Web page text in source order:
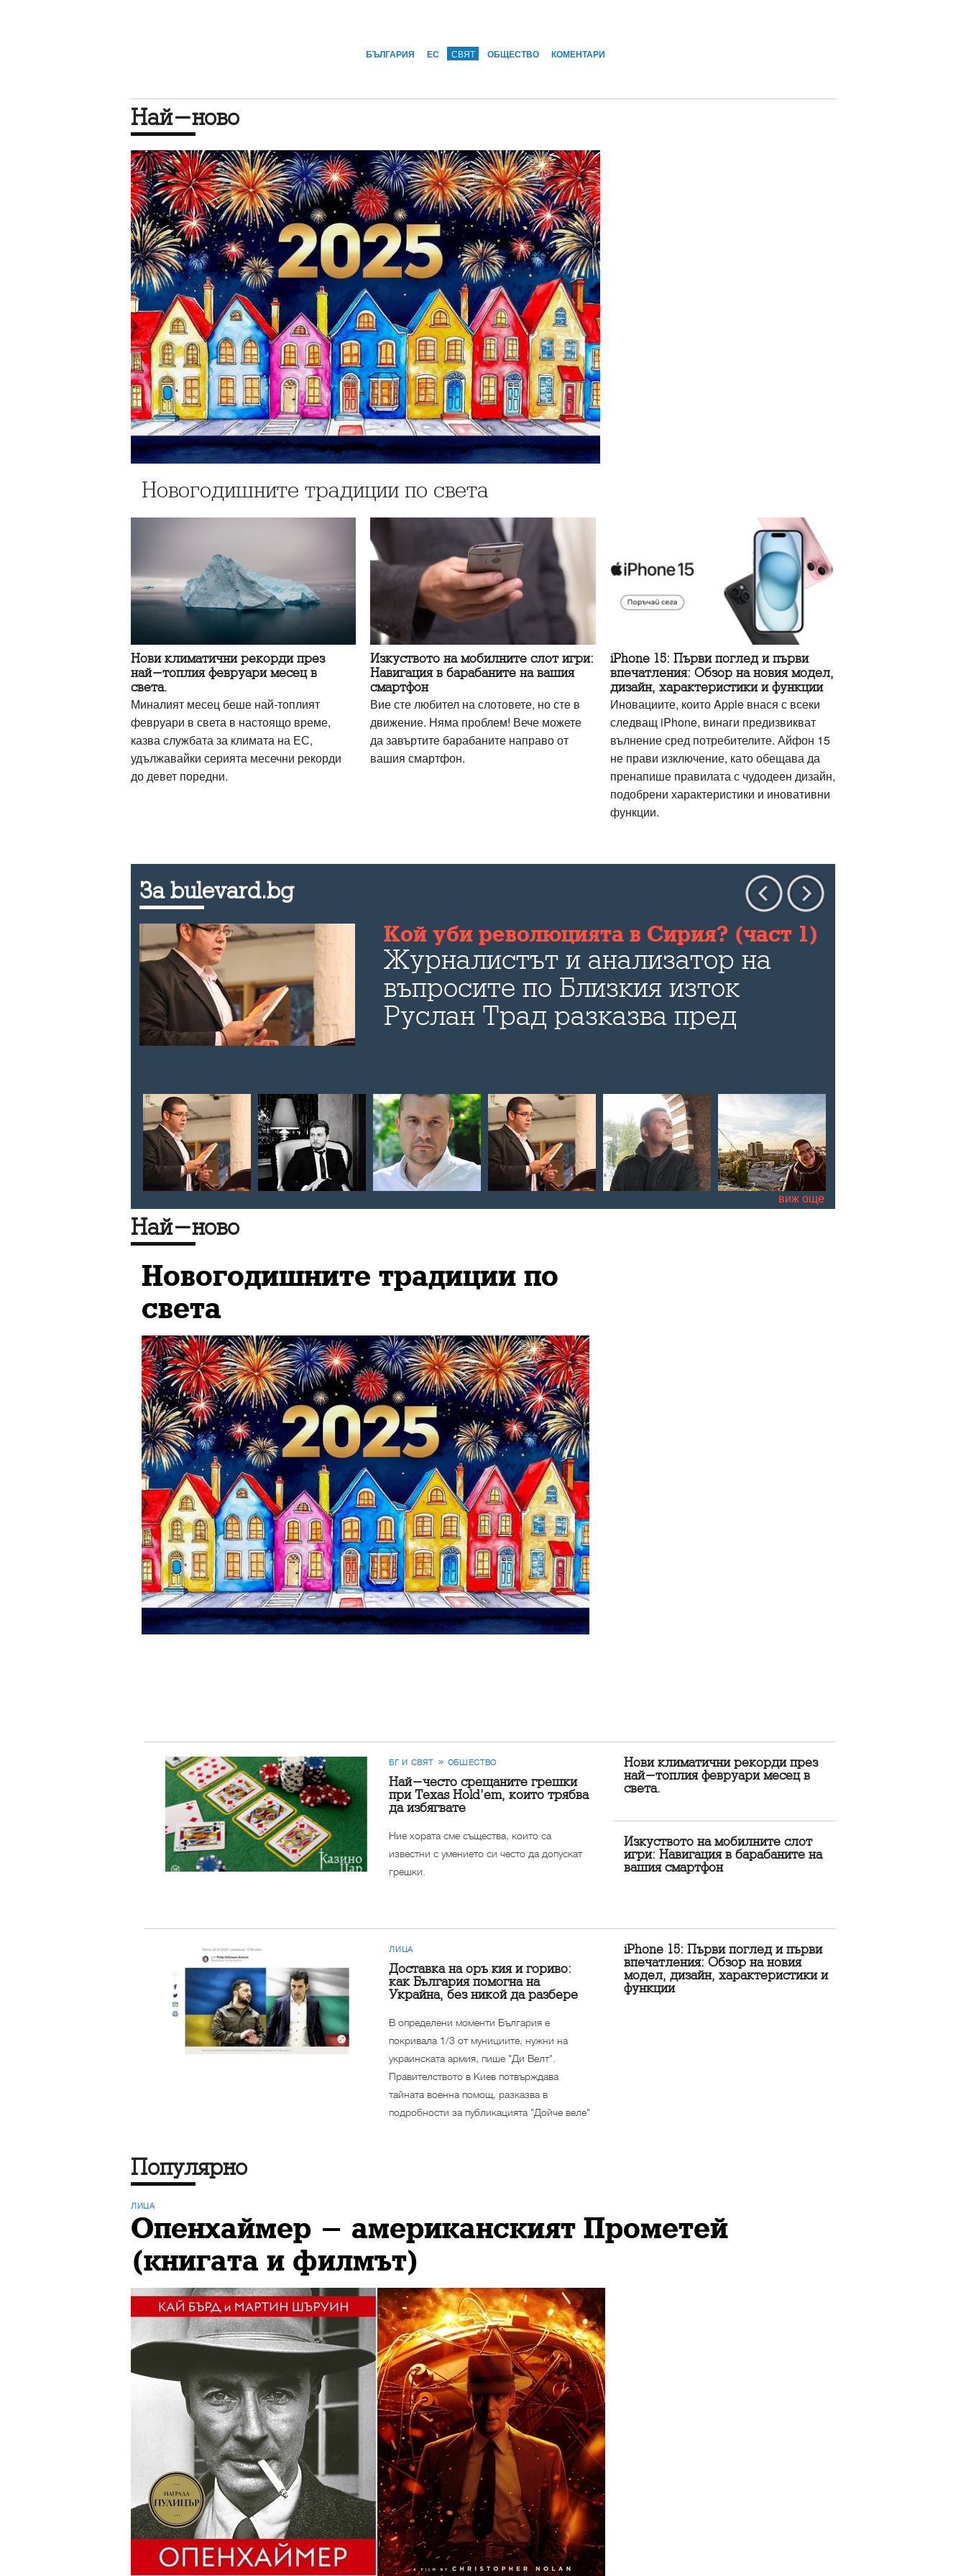
БЪЛГАРИЯ ЕС СВЯТ ОБЩЕСТВО КОМЕНТАРИ
Най-ново
Новогодишните традиции по света
Нови климатични рекорди през
най-топлия февруари месец в
света.
Миналият месец беше най-топлият
февруари в света в настоящо време,
казва службата за климата на ЕС,
удължавайки серията месечни рекорди
до девет поредни.
Изкуството на мобилните слот игри:
Навигация в барабаните на вашия
смартфон
Вие сте любител на слотовете, но сте в
движение. Няма проблем! Вече можете
да завъртите барабаните направо от
вашия смартфон.
iPhone 15: Първи поглед и първи
впечатления: Обзор на новия модел,
дизайн, характеристики и функции
Иновациите, които Apple внася с всеки
следващ iPhone, винаги предизвикват
вълнение сред потребителите. Айфон 15
не прави изключение, като обещава да
пренапише правилата с чудодеен дизайн,
подобрени характеристики и иновативни
функции.
За bulevard.bg
Кой уби революцията в Сирия? (част 1)
Журналистът и анализатор на
въпросите по Близкия изток
Руслан Трад разказва пред
опозиция от дебата за бъдещето
на Сирия и за евентуалните
сценарии за развитие на страната
след войната
виж още
Най-ново
Новогодишните традиции по
света
БГ И СВЯТ ОБЩЕСТВО
Най-често срещаните грешки
при Texas Hold’em, които трябва
да избягвате
Ние хората сме същества, които са
известни с умението си често да допускат
грешки.
Нови климатични рекорди през
най-топлия февруари месец в
света.
Изкуството на мобилните слот
игри: Навигация в барабаните на
вашия смартфон
ЛИЦА
Доставка на оръжия и гориво:
как България помогна на
Украйна, без никой да разбере
В определени моменти България е
покривала 1/3 от мунициите, нужни на
украинската армия, пише "Ди Велт".
Правителството в Киев потвърждава
тайната военна помощ, разказва в
подробности за публикацията "Дойче веле"
iPhone 15: Първи поглед и първи
впечатления: Обзор на новия
модел, дизайн, характеристики и
функции
Популярно
ЛИЦА
Опенхаймер - американският Прометей
(книгата и филмът)